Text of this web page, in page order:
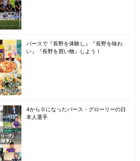
パースで『長野を体験し』『長野を味わ
い』『長野を買い物』しよう！
4から０になったパース・グローリーの日
本人選手